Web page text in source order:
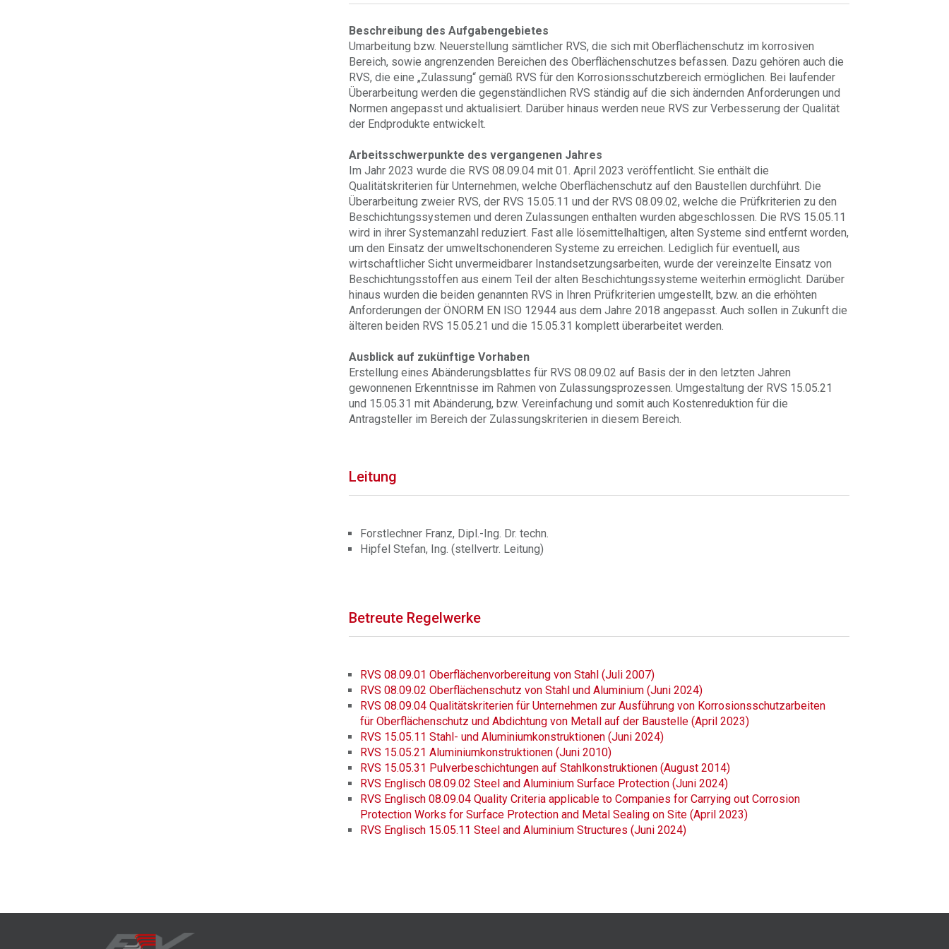
Beschreibung des Aufgabengebietes
Umarbeitung bzw. Neuerstellung sämtlicher RVS, die sich mit Oberflächenschutz im korrosiven
Bereich, sowie angrenzenden Bereichen des Oberflächenschutzes befassen. Dazu gehören auch die
RVS, die eine „Zulassung“ gemäß RVS für den Korrosionsschutzbereich ermöglichen. Bei laufender
Überarbeitung werden die gegenständlichen RVS ständig auf die sich ändernden Anforderungen und
Normen angepasst und aktualisiert. Darüber hinaus werden neue RVS zur Verbesserung der Qualität
der Endprodukte entwickelt.
Arbeitsschwerpunkte des vergangenen Jahres
Im Jahr 2023 wurde die RVS 08.09.04 mit 01. April 2023 veröffentlicht. Sie enthält die
Qualitätskriterien für Unternehmen, welche Oberflächenschutz auf den Baustellen durchführt. Die
Überarbeitung zweier RVS, der RVS 15.05.11 und der RVS 08.09.02, welche die Prüfkriterien zu den
Beschichtungssystemen und deren Zulassungen enthalten wurden abgeschlossen. Die RVS 15.05.11
wird in ihrer Systemanzahl reduziert. Fast alle lösemittelhaltigen, alten Systeme sind entfernt worden,
um den Einsatz der umweltschonenderen Systeme zu erreichen. Lediglich für eventuell, aus
wirtschaftlicher Sicht unvermeidbarer Instandsetzungsarbeiten, wurde der vereinzelte Einsatz von
Beschichtungsstoffen aus einem Teil der alten Beschichtungssysteme weiterhin ermöglicht. Darüber
hinaus wurden die beiden genannten RVS in Ihren Prüfkriterien umgestellt, bzw. an die erhöhten
Anforderungen der ÖNORM EN ISO 12944 aus dem Jahre 2018 angepasst. Auch sollen in Zukunft die
älteren beiden RVS 15.05.21 und die 15.05.31 komplett überarbeitet werden.
Ausblick auf zukünftige Vorhaben
Erstellung eines Abänderungsblattes für RVS 08.09.02 auf Basis der in den letzten Jahren
gewonnenen Erkenntnisse im Rahmen von Zulassungsprozessen. Umgestaltung der RVS 15.05.21
und 15.05.31 mit Abänderung, bzw. Vereinfachung und somit auch Kostenreduktion für die
Antragsteller im Bereich der Zulassungskriterien in diesem Bereich.
Leitung
Forstlechner Franz, Dipl.-Ing. Dr. techn.
Hipfel Stefan, Ing. (stellvertr. Leitung)
Betreute Regelwerke
RVS 08.09.01 Oberflächenvorbereitung von Stahl (Juli 2007)
RVS 08.09.02 Oberflächenschutz von Stahl und Aluminium (Juni 2024)
RVS 08.09.04 Qualitätskriterien für Unternehmen zur Ausführung von Korrosionsschutzarbeiten
für Oberflächenschutz und Abdichtung von Metall auf der Baustelle (April 2023)
RVS 15.05.11 Stahl- und Aluminiumkonstruktionen (Juni 2024)
RVS 15.05.21 Aluminiumkonstruktionen (Juni 2010)
RVS 15.05.31 Pulverbeschichtungen auf Stahlkonstruktionen (August 2014)
RVS Englisch 08.09.02 Steel and Aluminium Surface Protection (Juni 2024)
RVS Englisch 08.09.04 Quality Criteria applicable to Companies for Carrying out Corrosion
Protection Works for Surface Protection and Metal Sealing on Site (April 2023)
RVS Englisch 15.05.11 Steel and Aluminium Structures (Juni 2024)